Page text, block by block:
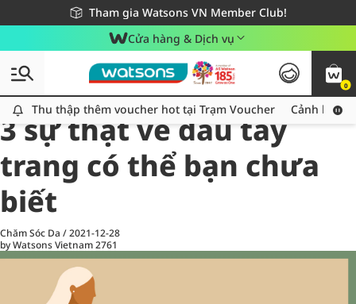
Tham gia Watsons VN Member Club!
Miễn phí giao hàng cho đơn hàng từ 249,000Đ
Giao hàng nhanh 24h - Áp dụng khu vực TP. Hồ Chí Minh
Cửa hàng & Dịch vụ
0
Thu thập thêm voucher hot tại Trạm Voucher
Thu thập thêm voucher hot tại Trạm Voucher Cảnh báo
All
Chăm Sóc Cá Nhân
3 sự thật về dầu tẩy
trang có thể bạn chưa
biết
Chăm Sóc Da /2021-12-28
by Watsons Vietnam2761